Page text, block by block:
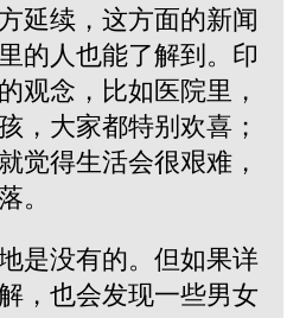
延续，这方面的新闻
的人也能了解到。印
观念，比如医院里，
，大家都特别欢喜；
觉得生活会很艰难，
。
是没有的。但如果详
，也会发现一些男女